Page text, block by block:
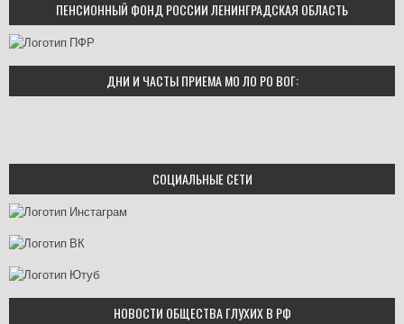
ПЕНСИОННЫЙ ФОНД РОССИИ ЛЕНИНГРАДСКАЯ ОБЛАСТЬ
ДНИ И ЧАСТЫ ПРИЕМА МО ЛО РО ВОГ:
СОЦИАЛЬНЫЕ СЕТИ
НОВОСТИ ОБЩЕСТВА ГЛУХИХ В РФ